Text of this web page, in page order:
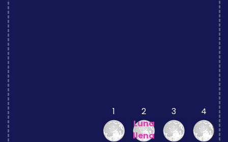
1
2
Luna
llena
3 4